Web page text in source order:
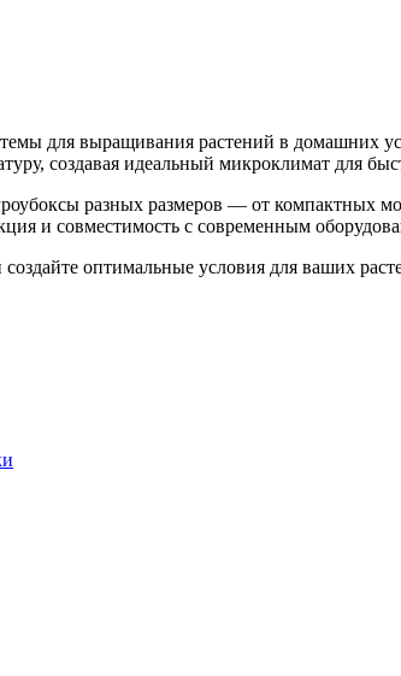
для выращивания растений в домашних
создавая идеальный микроклимат для
разных размеров — от компактных
и совместимость с современным
оптимальные условия для ваших